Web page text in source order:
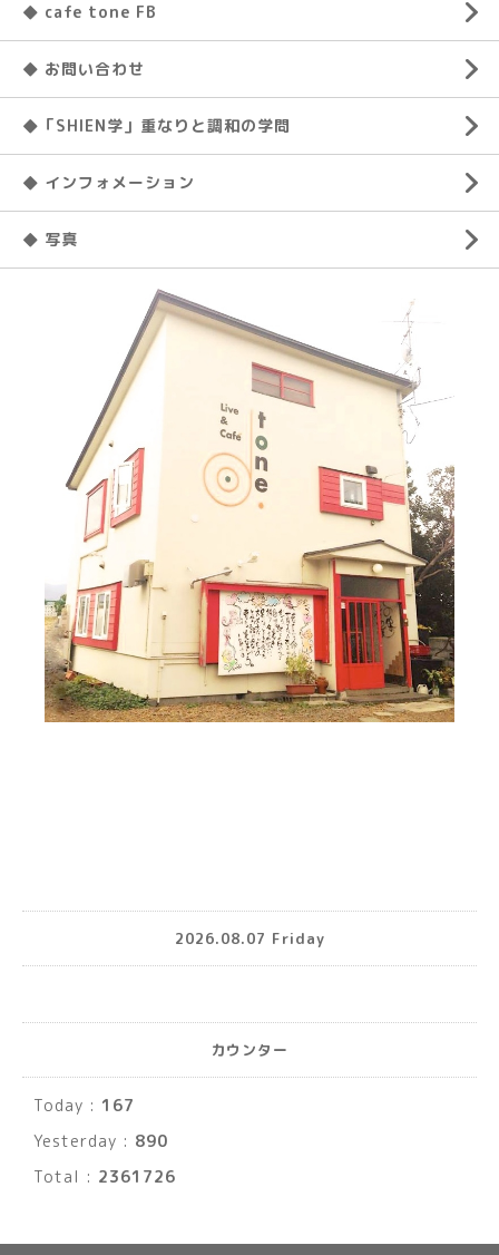
◆ cafe tone FB
◆ お問い合わせ
◆「SHIEN学」重なりと調和の学問
◆ インフォメーション
◆ 写真
2026.08.07 Friday
カウンター
Today : 167
Yesterday : 890
Total : 2361726